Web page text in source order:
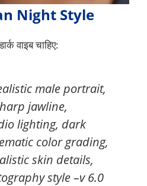
Night Style
वाइब चाहिए:
male portrait,
jawline,
lighting, dark
color grading,
skin details,
style –v 6.0